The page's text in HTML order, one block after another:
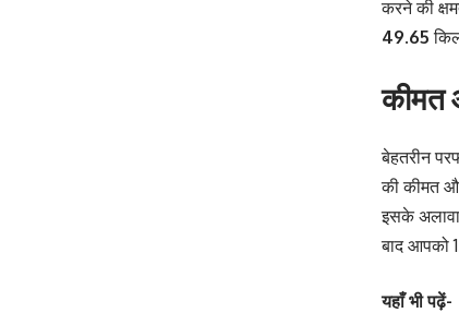
करने की
49.65
कीमत
बेहतरीन
की कीमत
इसके
बाद आपको
यहाँ भी पढ़ें-